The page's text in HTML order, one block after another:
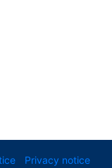
Privacy notice